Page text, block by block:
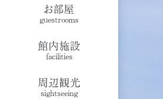
お部屋
guestrooms
館内施設
facilities
周辺観光
sightseeing